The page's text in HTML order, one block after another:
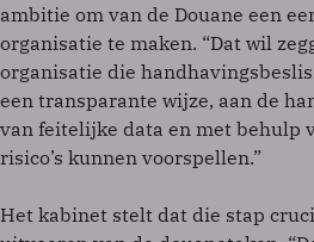
ambitie om van de Douane een
organisatie te maken. “Dat wil
organisatie die
een transparante wĳze, aan de
van feitelĳke data en met behulp
risico’s kunnen voorspellen.”
Het kabinet stelt dat die stap